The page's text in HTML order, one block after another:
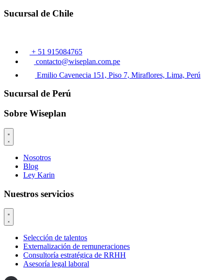
Sucursal de Chile
+ 51 915084765
contacto@wiseplan.com.pe
Emilio Cavenecia 151, Piso 7, Miraflores, Lima, Perú
Sucursal de Perú
Sobre Wiseplan
Nosotros
Blog
Ley Karin
Nuestros servicios
Selección de talentos
Externalización de remuneraciones
Consultoría estratégica de RRHH
Asesoría legal laboral